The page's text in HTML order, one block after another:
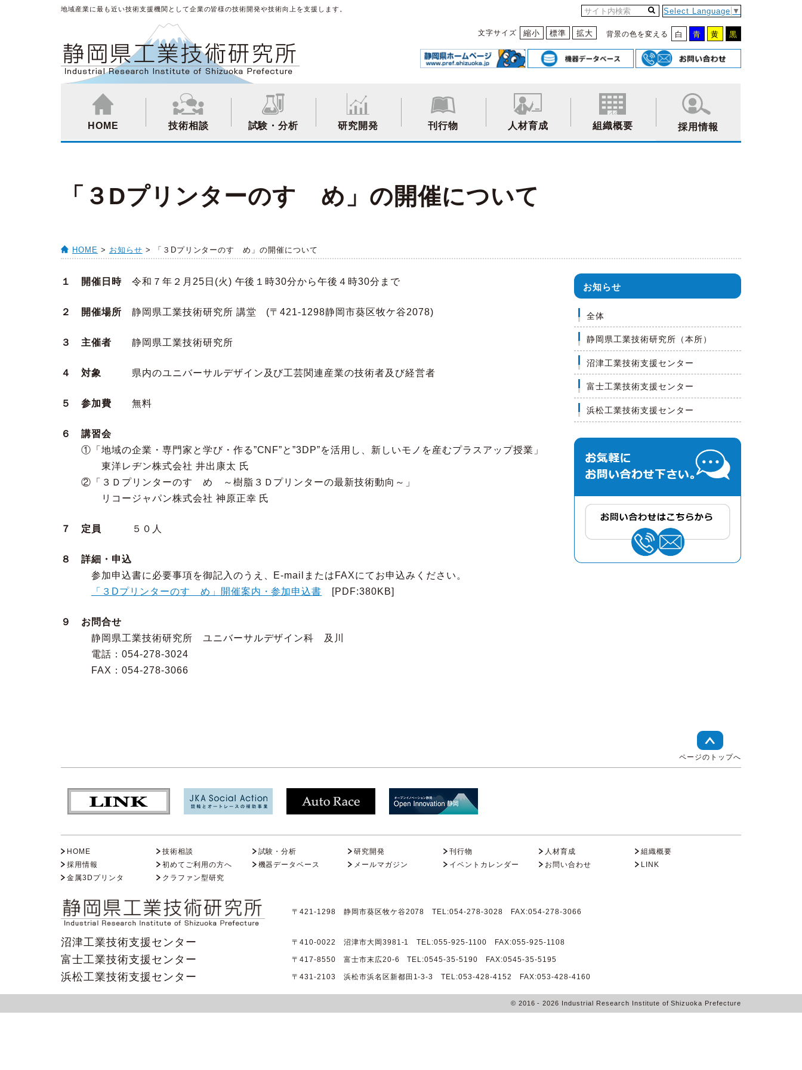
地域産業に最も近い技術支援機関として企業の皆様の技術開発や技術向上を支援します。 Select Language ▼
文字サイズ 縮小 標準 拡大 背景の色を変える 白 青 黄 黒
HOME 技術相談 試験・分析 研究開発 刊行物 人材育成 組織概要 採用情報
「３Dプリンターのすゝめ」の開催について
HOME > お知らせ > 「３Dプリンターのすゝめ」の開催について
１ 開催日時令和７年２月25日(火) 午後１時30分から午後４時30分まで
２ 開催場所 静岡県工業技術研究所 講堂 (〒421-1298静岡市葵区牧ケ谷2078)
３ 主催者 静岡県工業技術研究所
４ 対象 県内のユニバーサルデザイン及び工芸関連産業の技術者及び経営者
５ 参加費 無料
６ 講習会
①「地域の企業・専門家と学び・作る”CNF”と”3DP”を活用し、新しいモノを産むプラスアップ授業」
東洋レヂン株式会社 井出康太 氏
②「３Ｄプリンターのすゝめ ～樹脂３Ｄプリンターの最新技術動向～」
リコージャパン株式会社 神原正幸 氏
７ 定員 ５０人
８ 詳細・申込
参加申込書に必要事項を御記入のうえ、E-mailまたはFAXにてお申込みください。
「３Dプリンターのすゝめ」開催案内・参加申込書 [PDF:380KB]
９ お問合せ
静岡県工業技術研究所 ユニバーサルデザイン科 及川
電話：054-278-3024
FAX：054-278-3066
お知らせ
全体
静岡県工業技術研究所（本所）
沼津工業技術支援センター
富士工業技術支援センター
浜松工業技術支援センター
ページのトップへ
HOME 技術相談 試験・分析 研究開発 刊行物 人材育成
組織概要
採用情報
初めてご利用の方へ 機器データベース メールマガジン イベントカレンダー お問い合わせ
LINK
金属3Dプリンタ
クラファン型研究
〒421-1298 静岡市葵区牧ケ谷2078 TEL:054-278-3028 FAX:054-278-3066
沼津工業技術支援センター 〒410-0022 沼津市大岡3981-1 TEL:055-925-1100 FAX:055-925-1108
富士工業技術支援センター 〒417-8550 富士市末広20-6 TEL:0545-35-5190 FAX:0545-35-5195
浜松工業技術支援センター 〒431-2103 浜松市浜名区新都田1-3-3 TEL:053-428-4152 FAX:053-428-4160
© 2016 - 2026 Industrial Research Institute of Shizuoka Prefecture